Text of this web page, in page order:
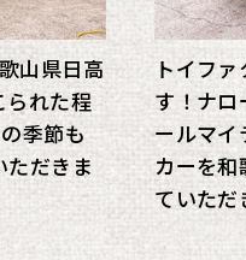
山県日高
られた程
季節も
ただきま
トイフ
す！ナロ
ールマイ
カーを和
ていただ